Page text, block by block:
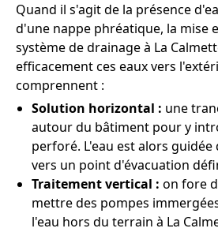
Quand il s'agit de la présence
d'une nappe phréatique, la mise
système de drainage à La
efficacement ces eaux vers
comprennent :
Solution horizontal : une
autour du bâtiment pour y
perforé. L'eau est alors guidée
vers un point d'évacuation
Traitement vertical : on fore
mettre des pompes
l'eau hors du terrain à La